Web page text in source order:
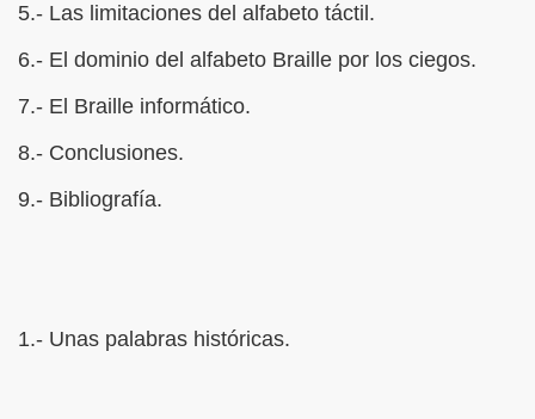
5.- Las limitaciones del alfabeto táctil.
6.- El dominio del alfabeto Braille por los ciegos.
7.- El Braille informático.
8.- Conclusiones.
9.- Bibliografía.
1.- Unas palabras históricas.
en Peligro de Extinción (Eutiquio Cabrerizo)
Social, Córdoba 03-03-09 (Pedro A. Zurita)